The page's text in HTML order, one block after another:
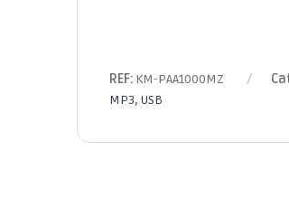
REF: KM-PAA1000MZ
MP3, USB